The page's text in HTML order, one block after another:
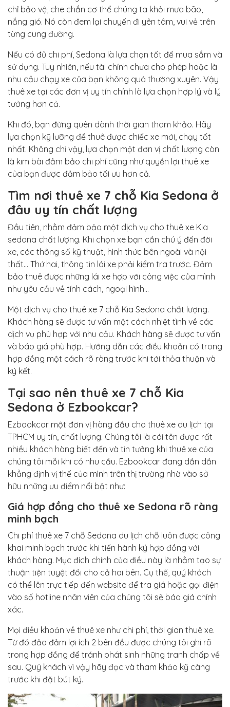
chỉ bảo vệ, che chắn cơ thể chúng ta khỏi mưa bão,
nắng gió. Nó còn đem lại chuyến đi yên tâm, vui vẻ trên
từng cung đường.
Nếu có đủ chi phí, Sedona là lựa chọn tốt để mua sắm và
sử dụng. Tuy nhiên, nếu tài chính chưa cho phép hoặc là
nhu cầu chạy xe của bạn không quá thường xuyên. Vậy
thuê xe tại các đơn vị uy tín chính là lựa chọn hợp lý và lý
tưởng hơn cả.
Khi đó, bạn đừng quên dành thời gian tham khảo. Hãy
lựa chọn kỹ lưỡng để thuê được chiếc xe mới, chạy tốt
nhất. Không chỉ vậy, lựa chọn một đơn vị chất lượng còn
là kim bài đảm bảo chi phí cũng như quyền lợi thuê xe
của bạn được đảm bảo tối ưu hơn cả.
Tìm nơi thuê xe 7 chỗ Kia Sedona ở
đâu uy tín chất lượng
Đầu tiên, nhằm đảm bảo một dịch vụ cho thuê xe Kia
sedona chất lượng. Khi chọn xe bạn cần chú ý đến đời
xe, các thông số kỹ thuật, hình thức bên ngoài và nội
thất… Thứ hai, thông tin lái xe phải kiểm tra trước. Đảm
bảo thuê được những lái xe hợp với công việc của mình
như yêu cầu về tính cách, ngoại hình…
Một dịch vụ cho thuê xe 7 chỗ Kia Sedona chất lượng.
Khách hàng sẽ được tư vấn một cách nhiệt tình về các
dịch vụ phù hợp với nhu cầu. Khách hàng sẽ được tư vấn
và báo giá phù hợp. Hướng dẫn các điều khoản có trong
hợp đồng một cách rõ ràng trước khi tới thỏa thuận và
ký kết.
Tại sao nên thuê xe 7 chỗ Kia
Sedona ở Ezbookcar?
Ezbookcar một đơn vị hàng đầu cho thuê xe du lịch tại
TPHCM uy tín, chất lượng. Chúng tôi là cái tên được rất
nhiều khách hàng biết đến và tin tưởng khi thuê xe của
chúng tôi mỗi khi có nhu cầu. Ezbookcar đang dần dần
khẳng định vị thế của mình trên thị trường nhờ vào sở
hữu những ưu điểm nổi bật như:
Giá hợp đồng cho thuê xe Sedona rõ ràng
minh bạch
Chi phí thuê xe 7 chỗ Sedona du lịch chỗ luôn được công
khai minh bạch trước khi tiến hành ký hợp đồng với
khách hàng. Mục đích chính của điều này là nhằm tạo sự
thuận tiện tuyệt đối cho cả hai bên. Cụ thể, quý khách
có thể lên trực tiếp đến website để tra giá hoặc gọi điện
vào số hotline nhân viên của chúng tôi sẽ báo giá chính
xác.
Mọi điều khoản về thuê xe như chi phí, thời gian thuê xe.
Từ đó đảo đảm lợi ích 2 bên đều được chúng tôi ghi rõ
trong hợp đồng để tránh phát sinh những tranh chấp về
sau. Quý khách vì vậy hãy đọc và tham khảo kỹ càng
trước khi đặt bút ký.